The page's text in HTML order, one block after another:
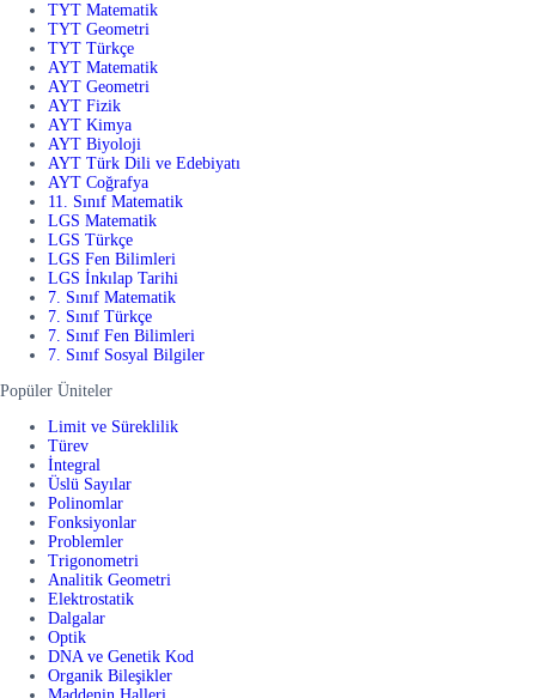
TYT Matematik
TYT Geometri
TYT Türkçe
AYT Matematik
AYT Geometri
AYT Fizik
AYT Kimya
AYT Biyoloji
AYT Türk Dili ve Edebiyatı
AYT Coğrafya
11. Sınıf Matematik
LGS Matematik
LGS Türkçe
LGS Fen Bilimleri
LGS İnkılap Tarihi
7. Sınıf Matematik
7. Sınıf Türkçe
7. Sınıf Fen Bilimleri
7. Sınıf Sosyal Bilgiler
Popüler Üniteler
Limit ve Süreklilik
Türev
İntegral
Üslü Sayılar
Polinomlar
Fonksiyonlar
Problemler
Trigonometri
Analitik Geometri
Elektrostatik
Dalgalar
Optik
DNA ve Genetik Kod
Organik Bileşikler